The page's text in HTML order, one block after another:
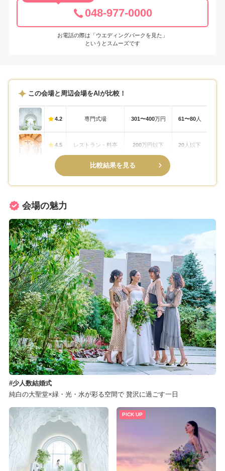
048-977-0000
お電話の際は「ウエディングパークを見た」
というとスムーズです
この会場と周辺会場をAIが比較！
4.2 専門式場 301〜400万円 61〜80人
4.5 レストラン・料亭 200万円以下 20 人以下
比較結果を見る
会場の魅力
少人数結婚式
純白の大聖堂×緑・光・水が彩る空間で 贅沢に過ごす一日
PICK UP